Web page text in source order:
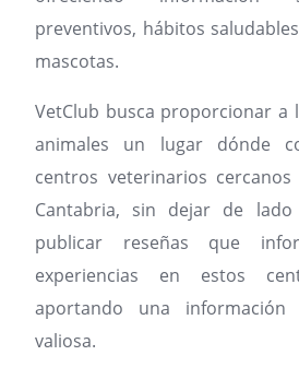
preventivos, hábitos
mascotas.
VetClub busca proporcionar a
animales un lugar dónde
centros veterinarios
Cantabria, sin dejar de
publicar reseñas que
experiencias en estos
aportando una información
valiosa.